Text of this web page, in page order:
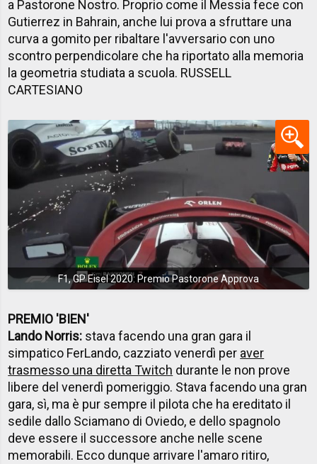
a Pastorone Nostro. Proprio come il Messia fece con
Gutierrez in Bahrain, anche lui prova a sfruttare una
curva a gomito per ribaltare l'avversario con uno
scontro perpendicolare che ha riportato alla memoria
la geometria studiata a scuola. RUSSELL
CARTESIANO
F1, GP Eisel 2020: Premio Pastorone Approva
PREMIO 'BIEN'
Lando Norris: stava facendo una gran gara il
simpatico FerLando, cazziato venerdì per aver
trasmesso una diretta Twitch durante le non prove
libere del venerdì pomeriggio. Stava facendo una gran
gara, sì, ma è pur sempre il pilota che ha ereditato il
sedile dallo Sciamano di Oviedo, e dello spagnolo
deve essere il successore anche nelle scene
memorabili. Ecco dunque arrivare l'amaro ritiro,